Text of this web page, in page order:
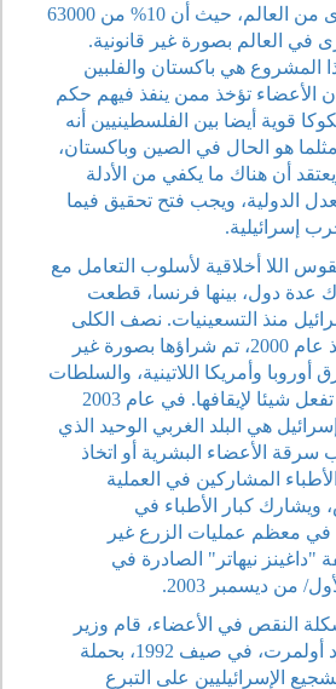
يجري في أماكن أخرى من العالم، حيث أن 10% من 63000
في العالم بصورة غير قانونية.
المشروع هي باكستان والفلبين
الأعضاء تؤخذ ممن ينفذ فيهم حكم
قوية أيضا بين الفلسطينيين أنه
هو الحال في الصين وباكستان،
أن هناك ما يكفي من الأدلة
الدولية، ويجب فتح تحقيق فيما
إسرائيلية.
اللا أخلاقية لأسلوب التعامل مع
عدة دول، بينها فرنسا، قطعت
منذ التسعينيات. نصف الكلى
الجديدة المزروعة منذ عام 2000، تم شراؤها بصورة غير
أوروبا وأمريكا اللاتينية، والسلطات
الصحية الإسرائيلية لا تفعل شيئا لإيقافها. في عام 2003
هي البلد الغربي الوحيد الذي
سرقة الأعضاء البشرية أو اتخاذ
المشاركين في العملية
ويشارك كبار الأطباء في
في معظم عمليات الزرع غير
"داغينز نيهاتر" الصادرة في
من ديسمبر 2003.
النقص في الأعضاء، قام وزير
الصحة في حينه، إيهود أولمرت، في صيف 1992، بحملة
الإسرائيليين على التبرع